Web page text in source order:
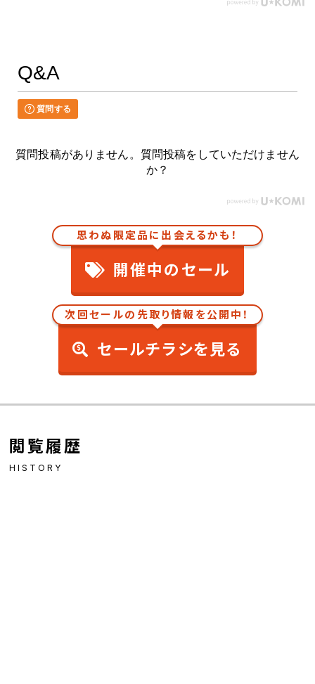
Q&A
質問する
質問投稿がありません。質問投稿をしていただけません
か？
思わぬ限定品に出会えるかも！
開催中のセール
次回セールの先取り情報を公開中！
セールチラシを見る
閲覧履歴
HISTORY